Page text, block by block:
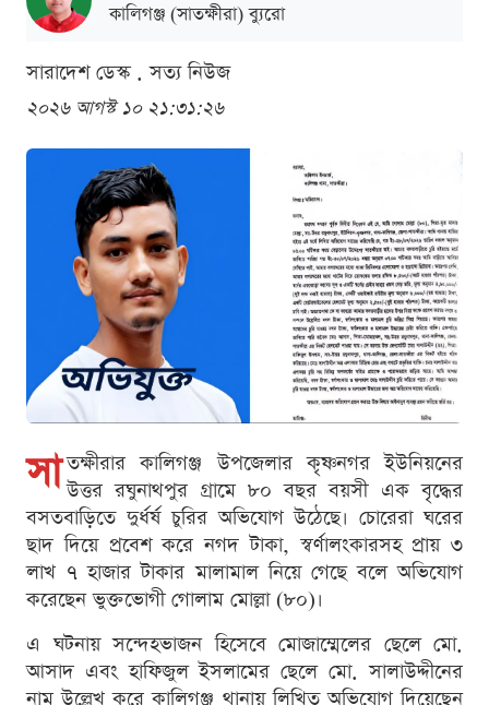
কালিগঞ্জ (সাতক্ষীরা) ব্যুরো
সারাদেশ ডেস্ক . সত্য নিউজ
২০২৬ আগস্ট ১০ ২১:৩১:২৬
সা তক্ষীরার কালিগঞ্জ উপজেলার কৃষ্ণনগর ইউনিয়নের
উত্তর রঘুনাথপুর গ্রামে ৮০ বছর বয়সী এক বৃদ্ধের
বসতবাড়িতে দুর্ধর্ষ চুরির অভিযোগ উঠেছে। চোরেরা ঘরের
ছাদ দিয়ে প্রবেশ করে নগদ টাকা, স্বর্ণালংকারসহ প্রায় ৩
লাখ ৭ হাজার টাকার মালামাল নিয়ে গেছে বলে অভিযোগ
করেছেন ভুক্তভোগী গোলাম মোল্লা (৮০)।
এ ঘটনায় সন্দেহভাজন হিসেবে মোজাম্মেলের ছেলে মো.
আসাদ এবং হাফিজুল ইসলামের ছেলে মো. সালাউদ্দীনের
নাম উল্লেখ করে কালিগঞ্জ থানায় লিখিত অভিযোগ দিয়েছেন